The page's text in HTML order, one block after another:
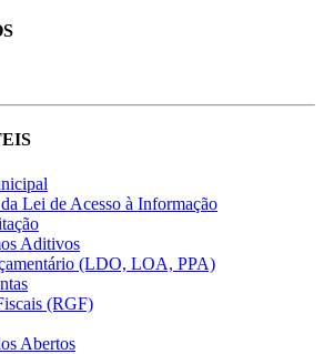
Lei de Acesso à Informação
Aditivos
(LDO, LOA, PPA)
(RGF)
Abertos